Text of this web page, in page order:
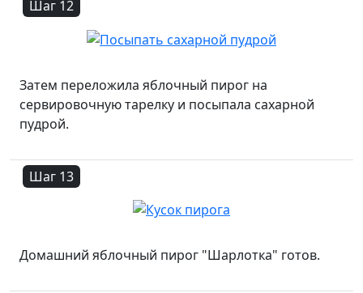
Шаг 12
Затем переложила яблочный пирог на
сервировочную тарелку и посыпала сахарной
пудрой.
Шаг 13
Домашний яблочный пирог "Шарлотка" готов.